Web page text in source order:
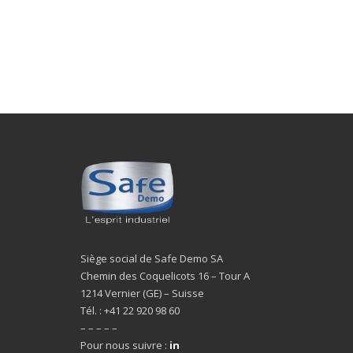
Siège social de Safe Demo SA
Chemin des Coquelicots 16 – Tour A
1214 Vernier (GE) – Suisse
Tél. : +41 22 920 98 60
– – – – –
Pour nous suivre : in